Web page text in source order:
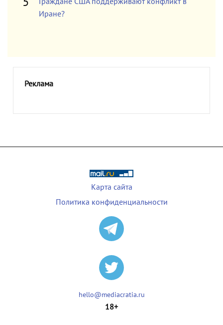
Иране?
Реклама
Карта сайта
Политика конфиденциальности
hello@mediacratia.ru
18+